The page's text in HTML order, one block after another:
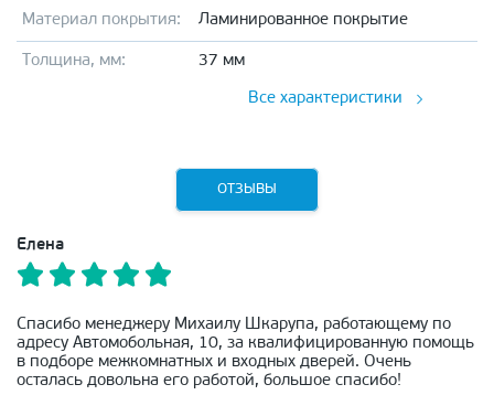
Материал покрытия: Ламинированное покрытие
Толщина, мм: 37 мм
Все характеристики
ОТЗЫВЫ
Елена
Спасибо менеджеру Михаилу Шкарупа, работающему по
адресу Автомобольная, 10, за квалифицированную помощь
в подборе межкомнатных и входных дверей. Очень
осталась довольна его работой, большое спасибо!